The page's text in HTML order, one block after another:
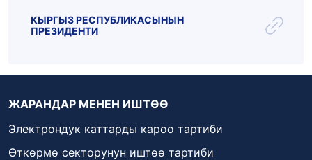
КЫРГЫЗ РЕСПУБЛИКАСЫНЫН
ПРЕЗИДЕНТИ
ЖАРАНДАР МЕНЕН ИШТӨӨ
Электрондук каттарды кароо тартиби
Өткөрмө секторунун иштөө тартиби